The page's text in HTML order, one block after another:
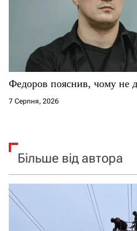
Федоров пояснив, чому не
7 Серпня, 2026
Більше від автора